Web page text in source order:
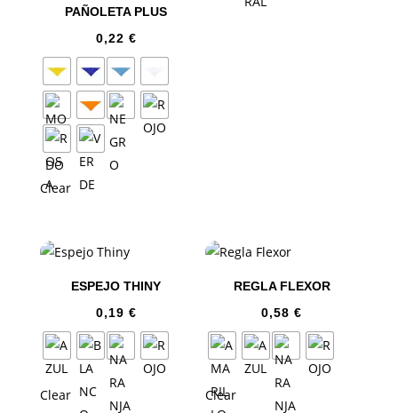
PAÑOLETA PLUS
0,22 €
Clear
ESPEJO THINY
0,19 €
Clear
REGLA FLEXOR
0,58€
Clear